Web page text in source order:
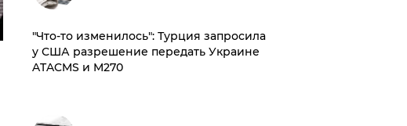
​"Что-то изменилось": Турция запросила
у США разрешение передать Украине
ATACMS и M270